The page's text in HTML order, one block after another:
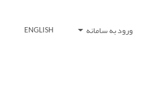
ورود به سامانه ENGLISH